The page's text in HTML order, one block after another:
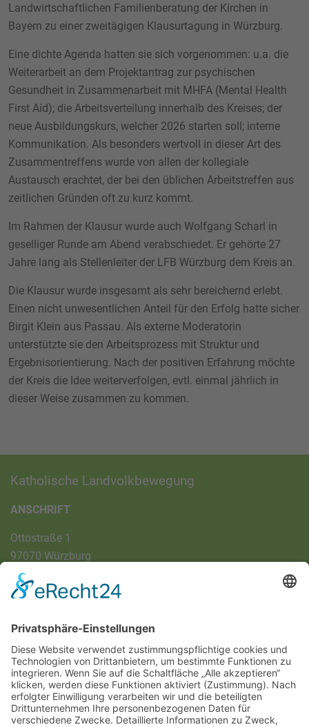
Landwirtschaftlichen Familienberatung der Kirchen in
Bayern zu einer zweitägigen Klausurtagung in Würzburg.
Eine dichte Agenda hatten sie sich vorgenommen: u.a. die
Weiterarbeit an dem Projektantrag zur psychischen
Gesundheit in Zusammenarbeit mit MHFA (Mental Health
First Aid); die Arbeitsverteilung innerhalb des Kreises; der
neue Ausbildungskurs, welcher 2026 starten soll; interne
Kommunikation. Als besonders wertvoll in dieser Art des
Zusammentreffens wurde von allen der kollegiale
Austausch erachtet, der bei den üblichen Arbeitstreffen aus
zeitlichen Gründen oft zu kurz kommt.
Im Rahmen der Klausur wurde auch Wolfgang Scharl in
geselliger Runde am Abend verabschiedet. Er gehörte 27
Jahre lang als Stellenleiter der LFB Würzburg dem Kreis an.
Die Klausur wurde insgesamt als sehr bereichernd erlebt.
Einen nicht unwesentlichen Anteil für den Erfolg hatte sicher
Birgit Klein aus Passau. Als externe Moderatorin
unterstützte sie den Arbeitsprozess mit Struktur und
Ergebnisorientierung. Nach der positiven Erfahrung möchte
der Kreis die Idee weiterverfolgen, evtl. einmal jährlich in
dieser Weise zusammen zu kommen.
Katholische Landvolkbewegung
ANSCHRIFT
Ottostraße 1
97070 Würzburg
DIREKT-KONTAKT
E-Mail:klb@bistum-wuerzburg.de